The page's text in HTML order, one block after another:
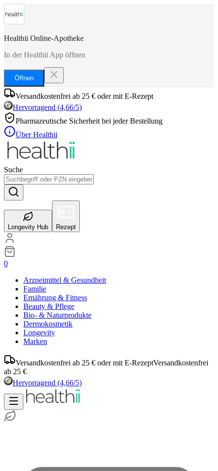
Healthii Online-Apotheke
In der Healthii App öffnen
Öffnen
Versandkostenfrei ab 25 € oder mit E-Rezept
Hervorragend (4,66/5)
Pharmazeutische Sicherheit bei jeder Bestellung
Über Healthii
Suche
Longevity Hub Rezept
0
Arzneimittel & Gesundheit
Familie
Ernährung & Fitness
Beauty & Pflege
Bio- & Naturprodukte
Dermokosmetik
Longevity
Marken
Versandkostenfrei ab 25 € oder mit E-RezeptVersandkostenfrei
ab 25 €
Hervorragend (4,66/5)